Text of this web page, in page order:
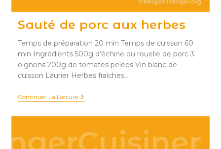
Sauté de porc aux herbes
Temps de préparation 20 min Temps de cuisson 60
min Ingrédients 500g d'échine ou rouelle de porc 3
oignons 200g de tomates pelées Vin blanc de
cuisson Laurier Herbes fraîches…
Continuer La LectureSauté
De